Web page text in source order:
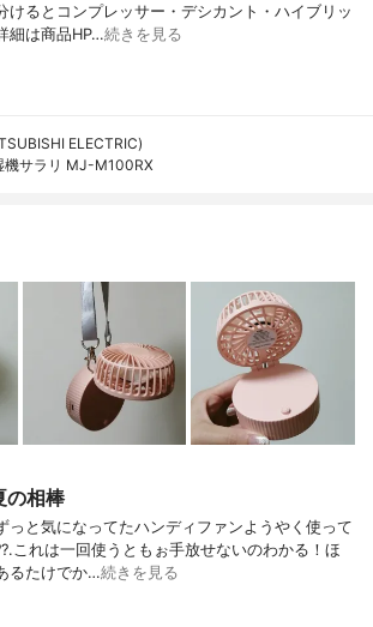
けるとコンプレッサー・デシカント・ハイブリッ
細は商品HP…続きを見る
ELECTRIC)
機サラリ MJ-M100RX
の相棒
っと気になってたハンディファンようやく使って
これは一回使うともぉ手放せないのわかる！ほ
るたけでか…続きを見る